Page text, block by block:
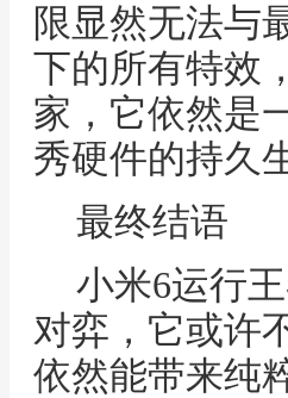
限显然无法与
下的所有特效
家，它依然是
秀硬件的持久
最终结语
小米6运行
对弈，它或许
依然能带来纯